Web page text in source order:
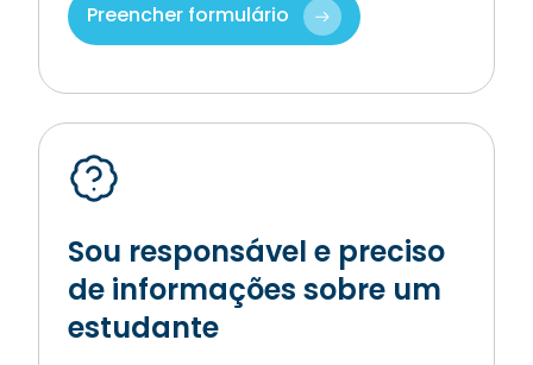
Preencher formulário
Sou responsável e preciso
de informações sobre um
estudante